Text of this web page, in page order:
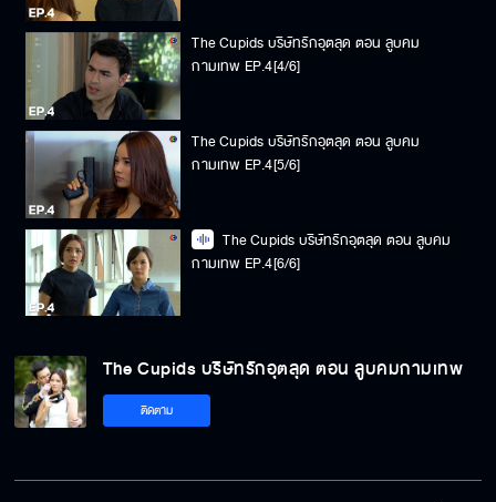
The Cupids บริษัทรักอุตลุด ตอน ลูบคม
กามเทพ EP.4[4/6]
The Cupids บริษัทรักอุตลุด ตอน ลูบคม
กามเทพ EP.4[5/6]
The Cupids บริษัทรักอุตลุด ตอน ลูบคม
กามเทพ EP.4[6/6]
The Cupids บริษัทรักอุตลุด ตอน ลูบคมกามเทพ
ติดตาม